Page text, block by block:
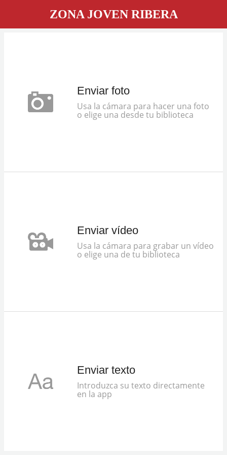
ZONA JOVEN RIBERA
Enviar foto
Usa la cámara para hacer una foto
o elige una desde tu biblioteca
Enviar vídeo
Usa la cámara para grabar un vídeo
o elige una de tu biblioteca
Enviar texto
Introduzca su texto directamente
en la app